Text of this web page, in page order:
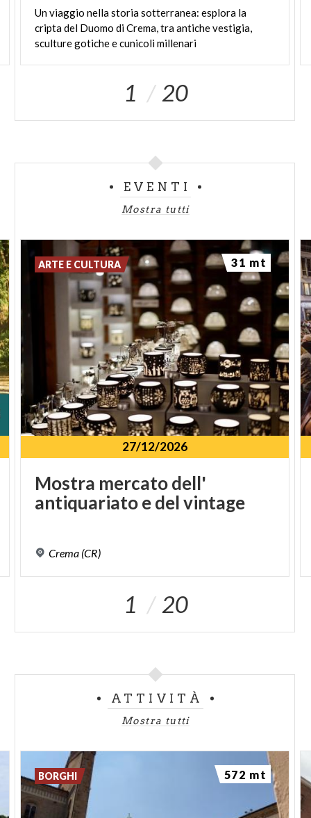
Un viaggio nella storia sotterranea: esplora la
cripta del Duomo di Crema, tra antiche vestigia,
sculture gotiche e cunicoli millenari
1 20
EVENTI
Mostra tutti
27/12/2026
Mostra mercatodell'
antiquariatoedelvintage
Crema (CR)
ARTE E CULTURA 31 mt
1 20
ATTIVITÀ
Mostra tutti
BORGHI 572 mt